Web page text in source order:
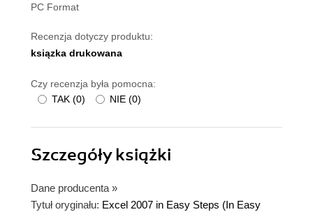
PC Format
Recenzja dotyczy produktu:
ksiązka drukowana
Czy recenzja była pomocna:
TAK (0) NIE (0)
Szczegółyksiążki
Dane producenta »
Tytuł oryginału: Excel 2007 in Easy Steps (In Easy